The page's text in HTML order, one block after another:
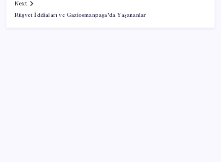
Next
Rüşvet İddiaları ve Gaziosmanpaşa’da Yaşananlar